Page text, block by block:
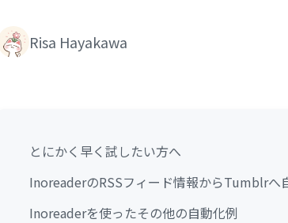
Risa Hayakawa
とにかく早く試したい方へ
InoreaderのRSSフィード情報からTumblrへ
Inoreaderを使ったその他の自動化例